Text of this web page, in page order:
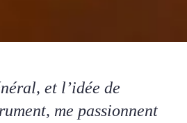
et l’idée de
me passionnent